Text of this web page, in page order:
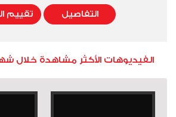
التفاصيل تقييم
الفيديوهات الأكثر مشاهدة خلال